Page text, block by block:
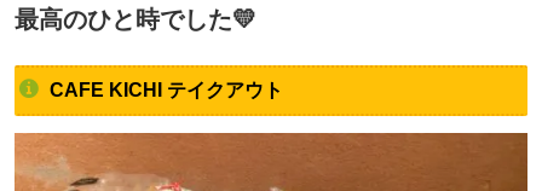
最高のひと時でした💛
CAFE KICHI テイクアウト